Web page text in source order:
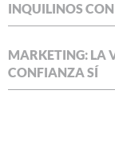
INQUILINOS
MARKETING: LA
CONFIANZA SÍ